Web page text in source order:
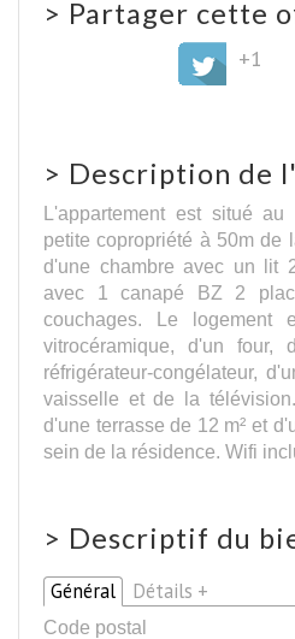
> Partager cette
+1
> Description de
L'appartement est situé au
petite copropriété à 50m de
d'une chambre avec un lit
avec 1 canapé BZ 2
couchages. Le
vitrocéramique, d'un four,
réfrigérateur-congélateur,
vaisselle et de la
d'une terrasse de 12 m² et
sein de la résidence. Wifi
> Descriptif du
Général Détails +
Code postal